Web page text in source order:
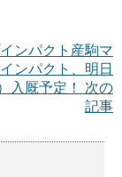
ンパクト産駒マ
ンパクト、明日
入厩予定！ 次の
記事